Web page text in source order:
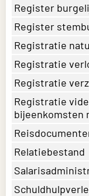
Register
Register
Registratie
Registratie
Registratie
Registratie
bijeenkomsten
Relatiebestand